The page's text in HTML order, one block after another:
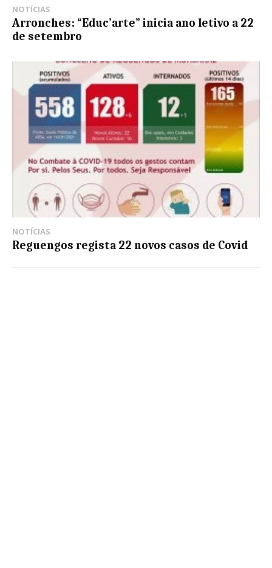
NOTÍCIAS
Arronches: “Educ’arte” inicia ano letivo a 22
de setembro
NOTÍCIAS
Reguengos regista 22 novos casos de Covid